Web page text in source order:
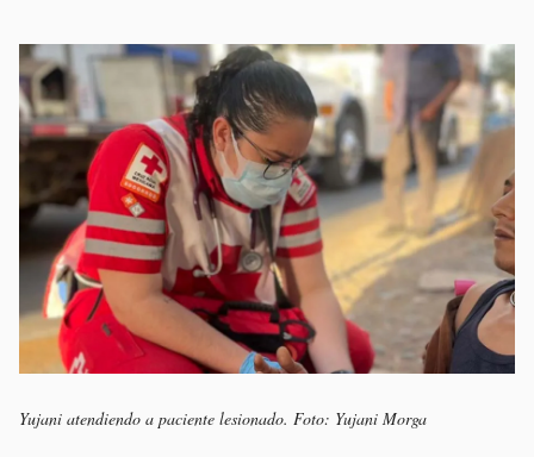
Yujani atendiendo a paciente lesionado. Foto: Yujani Morga